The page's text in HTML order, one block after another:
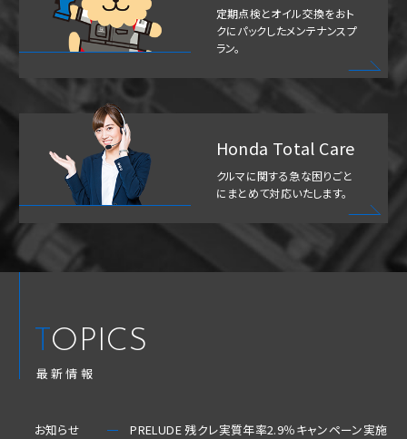
定期点検とオイル交換をおト
クにパックしたメンテナンスプ
ラン。
Honda Total Care
クルマに関する急な困りごと
にまとめて対応いたします。
TOPICS
最新情報
お知らせ
PRELUDE 残クレ実質年率2.9％キャンペーン実施